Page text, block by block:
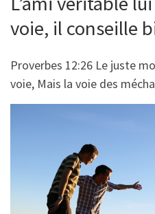
voie, il conseille
Proverbes 12:26 Le juste
voie, Mais la voie des